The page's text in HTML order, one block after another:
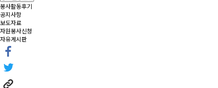
봉사활동후기
공지사항
보도자료
자원봉사신청
자유게시판